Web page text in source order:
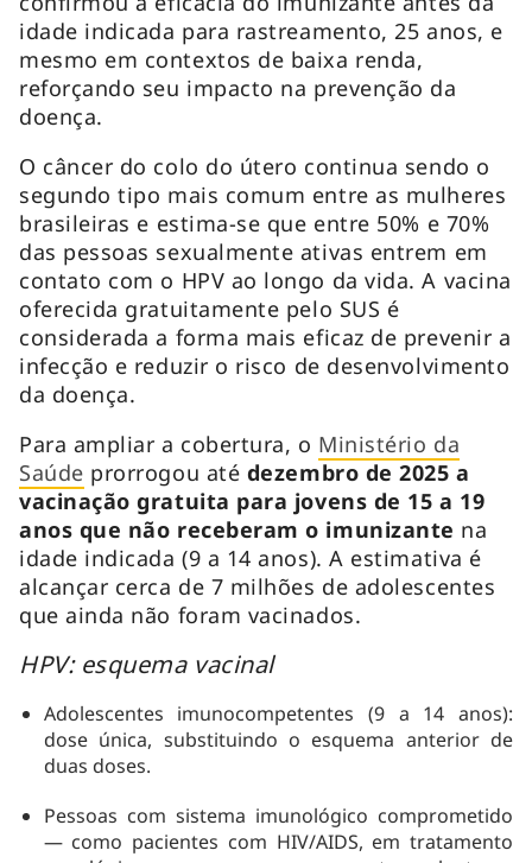
idade indicada para rastreamento, 25 anos, e
mesmo em contextos de baixa renda,
reforçando seu impacto na prevenção da
doença.
O câncer do colo do útero continua sendo o
segundo tipo mais comum entre as mulheres
brasileiras e estima-se que entre 50% e 70%
das pessoas sexualmente ativas entrem em
contato com o HPV ao longo da vida. A vacina
oferecida gratuitamente pelo SUS é
considerada a forma mais eficaz de prevenir a
infecção e reduzir o risco de desenvolvimento
da doença.
Para ampliar a cobertura, o Ministério da
Saúde prorrogou até dezembro de 2025 a
vacinação gratuita para jovens de 15 a 19
anos que não receberam o imunizante na
idade indicada (9 a 14 anos). A estimativa é
alcançar cerca de 7 milhões de adolescentes
que ainda não foram vacinados.
HPV: esquema vacinal
Adolescentes imunocompetentes (9 a 14 anos):
dose única, substituindo o esquema anterior de
duas doses.
Pessoas com sistema imunológico comprometido
— como pacientes com HIV/AIDS, em tratamento